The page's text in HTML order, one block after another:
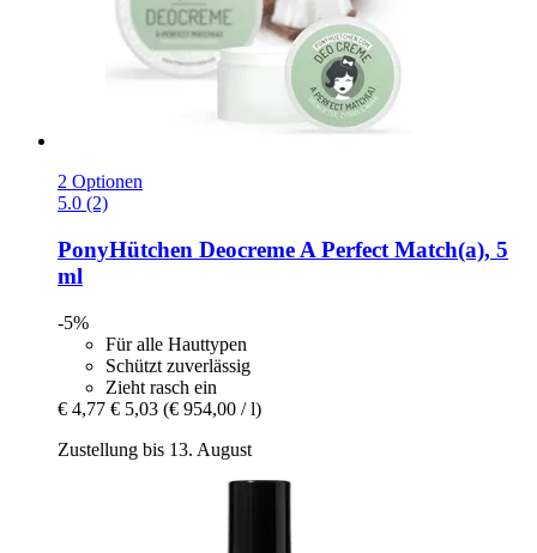
2 Optionen
5.0 (2)
PonyHütchen Deocreme A Perfect Match(a), 5
ml
-5%
Für alle Hauttypen
Schützt zuverlässig
Zieht rasch ein
€ 4,77 € 5,03 (€ 954,00 / l)
Zustellung bis 13. August